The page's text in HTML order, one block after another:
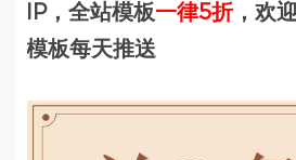
IP，全站模板一律5折，欢
模板每天推送